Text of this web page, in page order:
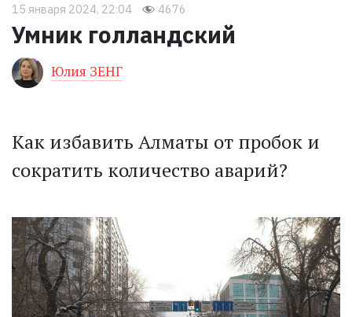
15 января 2024, 22:04 4676
Умник голландский
Юлия ЗЕНГ
Как избавить Алматы от пробок и
сократить количество аварий?